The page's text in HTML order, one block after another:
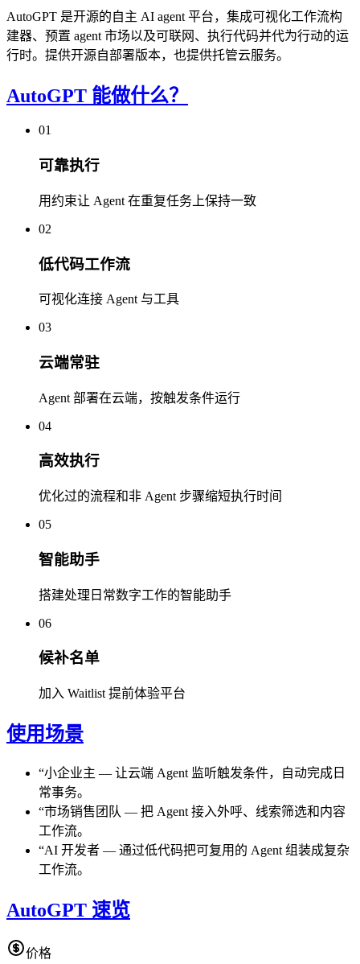
AutoGPT 是开源的自主 AI agent 平台，集成可视化工作流构
建器、预置 agent 市场以及可联网、执行代码并代为行动的运
行时。提供开源自部署版本，也提供托管云服务。
AutoGPT 能做什么？
01
可靠执行
用约束让 Agent 在重复任务上保持一致
02
低代码工作流
可视化连接 Agent 与工具
03
云端常驻
Agent 部署在云端，按触发条件运行
04
高效执行
优化过的流程和非 Agent 步骤缩短执行时间
05
智能助手
搭建处理日常数字工作的智能助手
06
候补名单
加入 Waitlist 提前体验平台
使用场景
“小企业主 — 让云端 Agent 监听触发条件，自动完成日
常事务。
“市场销售团队 — 把 Agent 接入外呼、线索筛选和内容
工作流。
“AI 开发者 — 通过低代码把可复用的 Agent 组装成复杂
工作流。
AutoGPT 速览
价格